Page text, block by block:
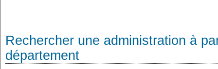
Rechercher une administration à
département